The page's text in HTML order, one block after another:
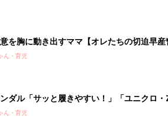
を胸に動き出すママ【オレたちの切迫早産
ん・育児
ダル「サッと履きやすい！」「ユニクロ
ん・育児